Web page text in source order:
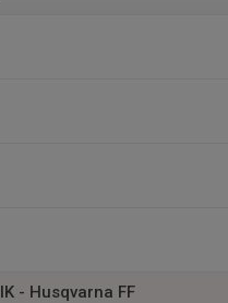
- Husqvarna FF